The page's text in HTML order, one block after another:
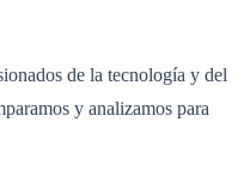
de la tecnología y del
y analizamos para